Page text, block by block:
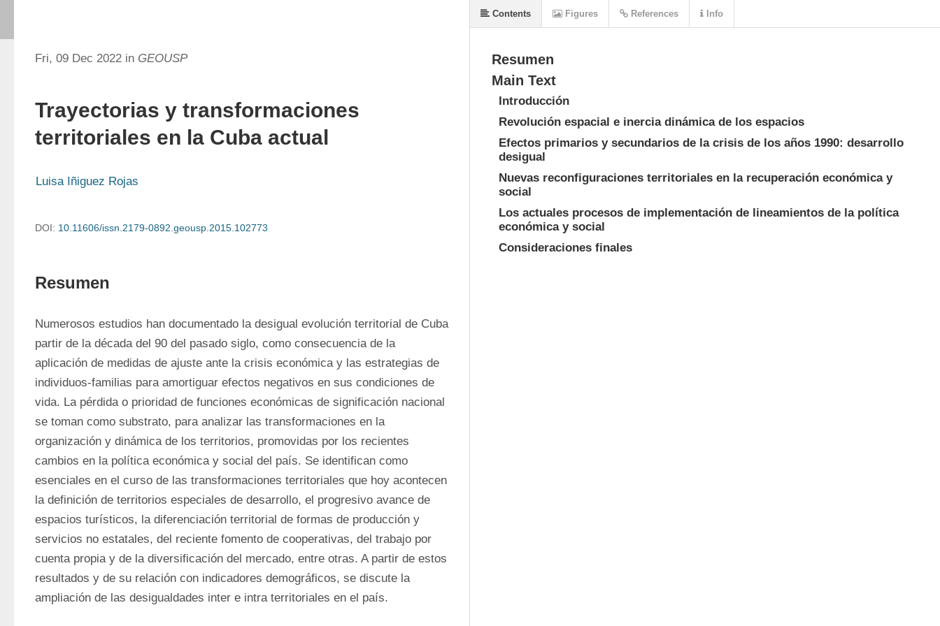
Fri, 09 Dec 2022 in GEOUSP
Trayectorias y transformaciones
territoriales en la Cuba actual
Luisa Iñiguez Rojas
DOI: 10.11606/issn.2179-0892.geousp.2015.102773
Resumen
Numerosos estudios han documentado la desigual evolución territorial de Cuba
partir de la década del 90 del pasado siglo, como consecuencia de la
aplicación de medidas de ajuste ante la crisis económica y las estrategias de
individuos-familias para amortiguar efectos negativos en sus condiciones de
vida. La pérdida o prioridad de funciones económicas de significación nacional
se toman como substrato, para analizar las transformaciones en la
organización y dinámica de los territorios, promovidas por los recientes
cambios en la política económica y social del país. Se identifican como
esenciales en el curso de las transformaciones territoriales que hoy acontecen
la definición de territorios especiales de desarrollo, el progresivo avance de
espacios turísticos, la diferenciación territorial de formas de producción y
servicios no estatales, del reciente fomento de cooperativas, del trabajo por
cuenta propia y de la diversificación del mercado, entre otras. A partir de estos
resultados y de su relación con indicadores demográficos, se discute la
ampliación de las desigualdades inter e intra territoriales en el país.
Resumen
Main Text
Introducción
Revolución espacial e inercia dinámica de los espacios
Efectos primarios y secundarios de la crisis de los años 1990: desarrollo
desigual
Nuevas reconfiguraciones territoriales en la recuperación económica y
social
Los actuales procesos de implementación de lineamientos de la política
económica y social
Consideraciones finales
Contents Figures References Info